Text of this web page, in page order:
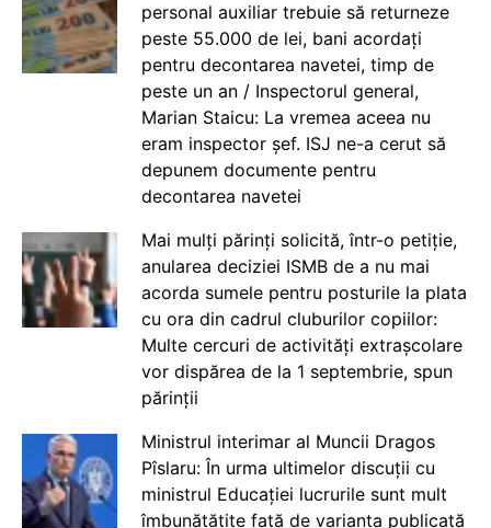
personal auxiliar trebuie să returneze
peste 55.000 de lei, bani acordați
pentru decontarea navetei, timp de
peste un an / Inspectorul general,
Marian Staicu: La vremea aceea nu
eram inspector șef. ISJ ne-a cerut să
depunem documente pentru
decontarea navetei
Mai mulți părinți solicită, într-o petiție,
anularea deciziei ISMB de a nu mai
acorda sumele pentru posturile la plata
cu ora din cadrul cluburilor copiilor:
Multe cercuri de activități extrașcolare
vor dispărea de la 1 septembrie, spun
părinții
Ministrul interimar al Muncii Dragos
Pîslaru: În urma ultimelor discuții cu
ministrul Educației lucrurile sunt mult
îmbunătățite față de varianta publicată